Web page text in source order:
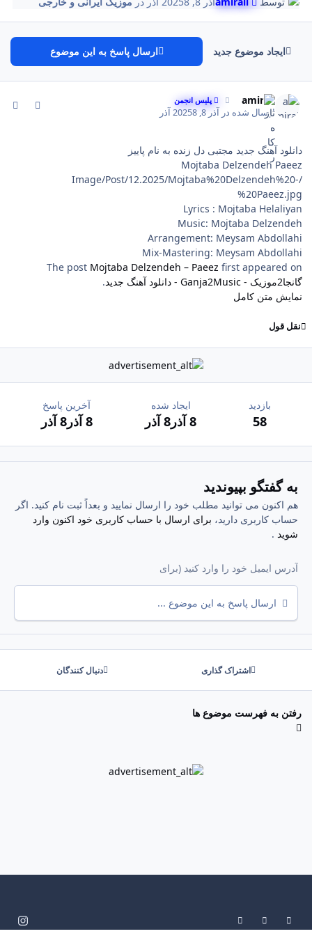
ایجاد موضوع جدید ارسال پاسخ به این موضوع
amirali پلیس انجمن
ارسال شده در آذر 8, 2025 8 آذر
دانلود آهنگ جدید مجتبی دل زنده به نام پاییز
Mojtaba Delzendeh Paeez
/Image/Post/12.2025/Mojtaba%20Delzendeh%20-
%20Paeez.jpg
Lyrics : Mojtaba Helaliyan
Music: Mojtaba Delzendeh
Arrangement: Meysam Abdollahi
Mix-Mastering: Meysam Abdollahi
The post Mojtaba Delzendeh – Paeez first appeared on
گانجا2موزیک - Ganja2Music - دانلود آهنگ جدید
.
نمایش متن کامل
نقل قول
بازدید
58
ایجاد شده
8 آذر 8 آذر
آخرین پاسخ
8 آذر 8 آذر
به گفتگو بپیوندید
هم اکنون می توانید مطلب خود را ارسال نمایید و بعداً ثبت نام کنید. اگر
حساب کاربری دارید، برای ارسال با حساب کاربری خود اکنون وارد
شوید .
ارسال پاسخ به این موضوع ...
اشتراک گذاری دنبال کنندگان
رفتن به فهرست موضوع ها
Light Mode
Dark Mode
System Preference